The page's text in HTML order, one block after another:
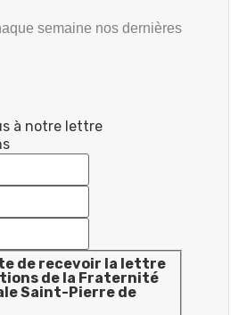
semaine nos dernières
à notre lettre
de recevoir la lettre
de la Fraternité
Saint-Pierre de